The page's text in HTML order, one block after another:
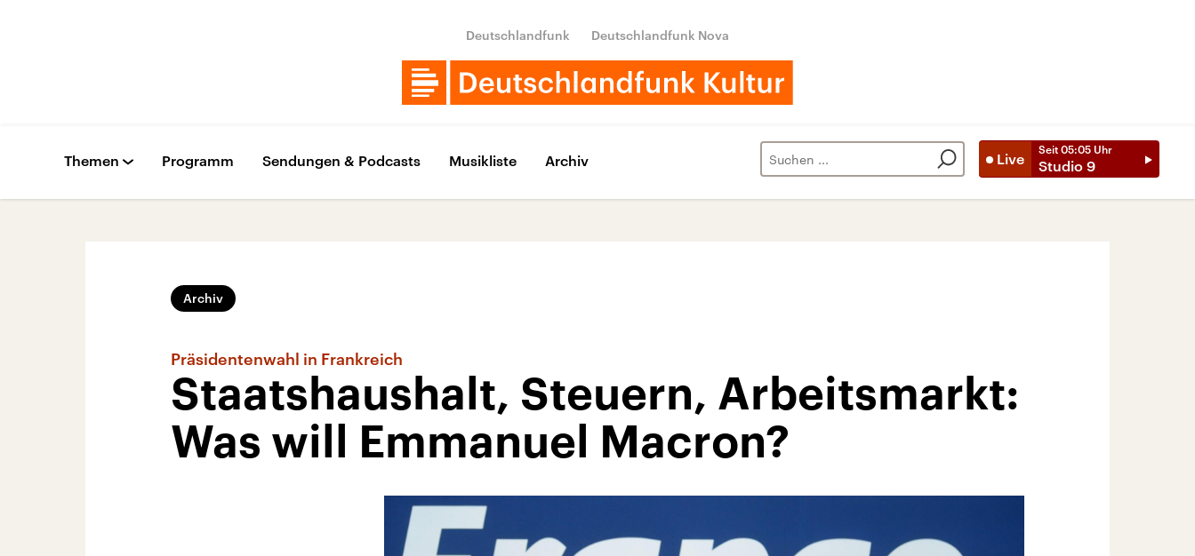
Deutschlandfunk Deutschlandfunk Nova
Live
Seit 05:05 Uhr
Studio 9
Themen Programm Sendungen & Podcasts Musikliste Archiv
Archiv
Präsidentenwahl in Frankreich
Staatshaushalt, Steuern, Arbeitsmarkt:
Was will Emmanuel Macron?